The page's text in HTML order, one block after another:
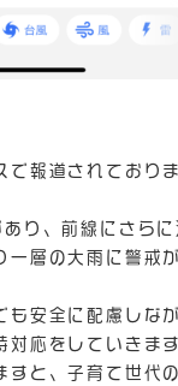
で報道されており
り、前線にさらに
一層の大雨に警戒
も安全に配慮しな
対応をしていきます
すと、子育て世代